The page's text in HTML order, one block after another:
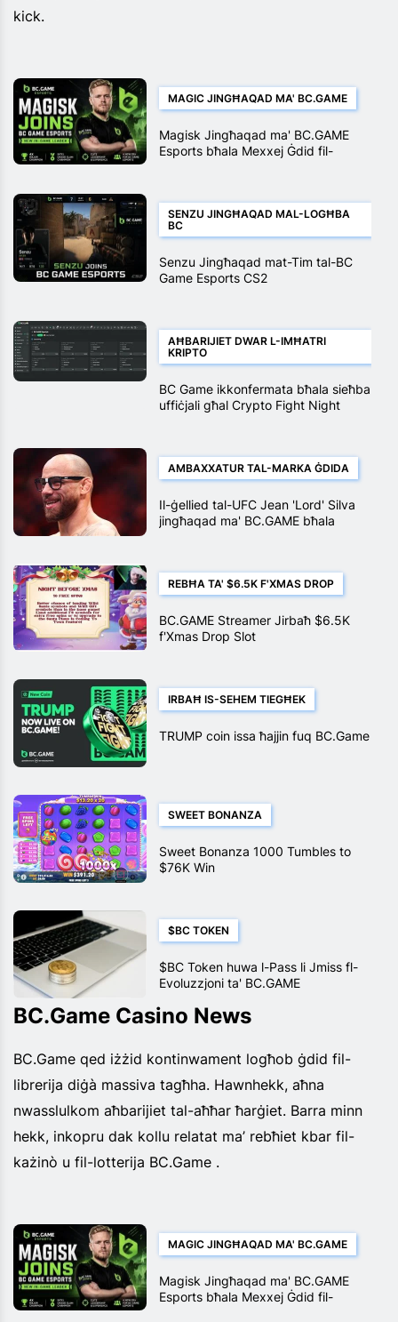
kick.
MAGIC JINGĦAQAD MA' BC.GAME
Magisk Jingħaqad ma' BC.GAME
Esports bħala Mexxej Ġdid fil-
SENZU JINGĦAQAD MAL-LOGĦBA
BC
Senzu Jingħaqad mat-Tim tal-BC
Game Esports CS2
AĦBARIJIET DWAR L-IMĦATRI
KRIPTO
BC Game ikkonfermata bħala sieħba
uffiċjali għal Crypto Fight Night
AMBAXXATUR TAL-MARKA ĠDIDA
Il-ġellied tal-UFC Jean 'Lord' Silva
jingħaqad ma' BC.GAME bħala
REBĦA TA' $6.5K F'XMAS DROP
BC.GAME Streamer Jirbaħ $6.5K
f'Xmas Drop Slot
IRBAĦ IS-SEHEM TIEGĦEK
TRUMP coin issa ħajjin fuq BC.Game
SWEET BONANZA
Sweet Bonanza 1000 Tumbles to
$76K Win
$BC TOKEN
$BC Token huwa l-Pass li Jmiss fl-
Evoluzzjoni ta' BC.GAME
BC.Game Casino News
BC.Game qed iżżid kontinwament logħob ġdid fil-
librerija diġà massiva tagħha. Hawnhekk, aħna
nwasslulkom aħbarijiet tal-aħħar ħarġiet. Barra minn
hekk, inkopru dak kollu relatat ma’ rebħiet kbar fil-
każinò u fil-lotterija BC.Game .
MAGIC JINGĦAQAD MA' BC.GAME
Magisk Jingħaqad ma' BC.GAME
Esports bħala Mexxej Ġdid fil-